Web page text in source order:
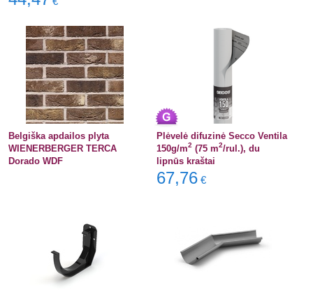
Belgiška apdailos plyta
WIENERBERGER TERCA
Dorado WDF
Plėvelė difuzinė Secco Ventila
150g/m2(75 m2/rul.), du
lipnūs kraštai
67,76 €